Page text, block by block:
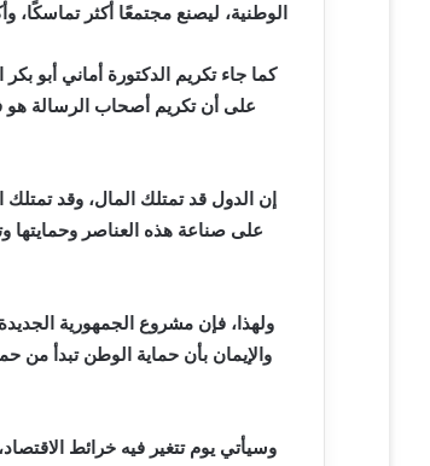
الوطنية، ليصنع مجتمعًا أكثر
كما جاء تكريم الدكتورة أماني أبو بكر
على أن تكريم أصحاب الرسالة هو
إن الدول قد تمتلك المال، وقد تمتلك
على صناعة هذه العناصر وحمايتها
ولهذا، فإن مشروع الجمهورية الجديدة
والإيمان بأن حماية الوطن تبدأ من
وسيأتي يوم تتغير فيه خرائط